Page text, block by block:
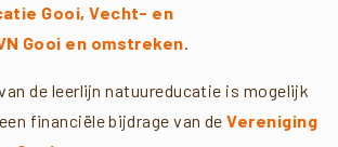
Gooi, Vecht- en
Gooi en omstreken.
de leerlijn natuureducatie is mogelijk
financiële bijdrage van deVereniging